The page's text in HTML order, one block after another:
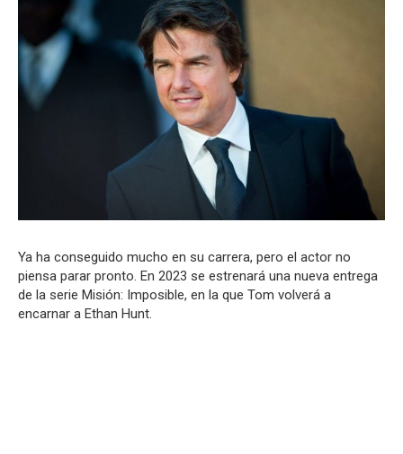
Ya ha conseguido mucho en su carrera, pero el actor no
piensa parar pronto. En 2023 se estrenará una nueva entrega
de la serie Misión: Imposible, en la que Tom volverá a
encarnar a Ethan Hunt.